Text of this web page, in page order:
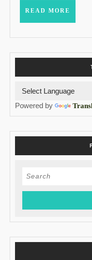
READ MORE
Powered by
Search